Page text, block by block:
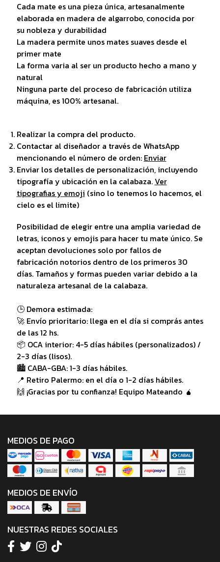
Cada mate es una pieza única, artesanalmente
elaborada en madera de algarrobo, conocida por
su nobleza y durabilidad
La madera permite unos mates suaves desde el
primer mate
La forma varia al ser un producto hecho a mano y
natural
Ninguna parte del proceso de fabricación utiliza
máquina, es 100% artesanal.
Realizar la compra del producto.
Contactar al diseñador a través de WhatsApp
mencionando el número de orden: Enviar
Enviar los detalles de personalización, incluyendo
tipografía y ubicación en la calabaza.Ver
tipografias y emoji (sino lo tenemos lo hacemos, el
cielo es el limite)
Posibilidad de elegir entre una amplia variedad de
letras, iconos y emojis para hacer tu mate único. Se
aceptan devoluciones solo por fallos de
fabricación notorios dentro de los primeros 30
días. Tamaños y formas pueden variar debido a la
naturaleza artesanal de la calabaza.
🕒 Demora estimada:
🚀 Envío prioritario: llega en el día si comprás antes
de las 12 hs.
📦 OCA interior: 4-5 días hábiles (personalizados) /
2-3 días (lisos).
🏙️ CABA-GBA: 1-3 días hábiles.
📍 Retiro Palermo: en el día o 1-2 días hábiles.
🙌 ¡Gracias por tu confianza! Equipo Mateando 🧉
MEDIOS DE PAGO
MEDIOS DE ENVÍO
NUESTRAS REDES SOCIALES